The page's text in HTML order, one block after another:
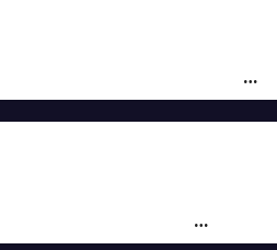
puertos del sur de Santa Fe
las exportaciones